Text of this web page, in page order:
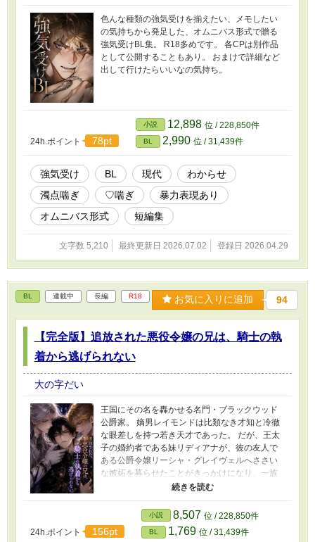
色んな種類の強気受けを揃えたい、メモしたい
の気持ちから発足した、オムニバス形式で贈る
強気受けBL集。 R18多めです。 各CPは別作品
として公開することもあり。 おまけで詳細など
出して行けたらいいなの気持ち。
24h.ポイント 78pt
小説 12,898 位 / 228,850件
BL 2,990 位 / 31,439件
強気受け BL 現代
わからせ
濁点喘ぎ
♡喘ぎ
暴力表現あり
オムニバス形式
短編集
文字数 5,210 最終更新日 2026.07.02 登録日 2026.04.29
BL 連載中 長編 R18 お気に入りに追加 94
【完全版】追放された悪役令嬢の兄は、騎士の執
着から逃げられない
大の字だい
王国にその名を轟かせる名門・ブラックウッド
公爵家。 嫡男レイモンドは比類なき才知と冷徹
な眼差しを持つ若き天才であった。 だが、王太
子の婚約者である妹リディアナが、彼の友人で
ある公爵令嬢リーシャ・グレイヴェルへささい
な嫉妬を募らせたことがきっかけになり、一族
追放へと追い込まれてしまう。 混乱の只中、裁
団長にしてリーシャの実兄、ヴィンセント・グ
レイヴェル。 琥珀の瞳に嗜虐を宿した彼は言う
―― 「この才を捨てるには惜しい。故に、我が
24h.ポイント 156pt
小説 8,507 位 / 228,850件
BL 1,769 位 / 31,439件